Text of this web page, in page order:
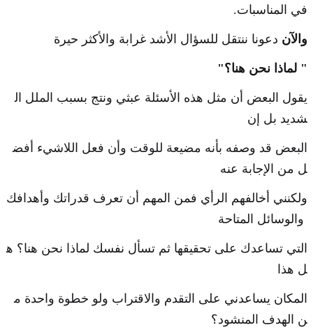
في المناسبات.
والآن دعونا ننتقل للسؤال الأشد غرابة والأكثر حيرة
" لماذا نحن هنا؟"
يقول البعض أن مثل هذه الأسئلة عبثي ونتج بسبب الملل ال
شديد بل إن
البعض قد وصفه بأنه مضيعة للوقت وأن فعل اللاشيء أفض
ل من الإجابة عنه
ولكنني أخالفهم الرأي فمن المهم أن تعرف قدراتك وأهدافك
والوسائل المتاحة
التي تساعدك على تحقيقها ثم تسأل نفسك لماذا نحن هنا؟ ه
ل هذا
المكان يساعدني على التقدم والاقتراب ولو خطوة واحدة م
ن الهدف المنشود؟